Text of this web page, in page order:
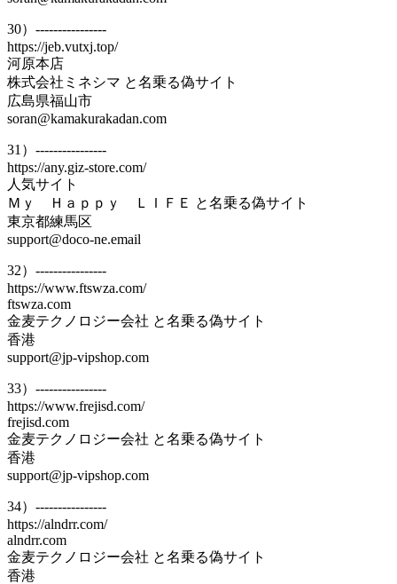
30）----------------
https://jeb.vutxj.top/
河原本店
株式会社ミネシマ と名乗る偽サイト
広島県福山市
soran@kamakurakadan.com
31）----------------
https://any.giz-store.com/
人気サイト
Ｍｙ Ｈａｐｐｙ ＬＩＦＥ と名乗る偽サイト
東京都練馬区
support@doco-ne.email
32）----------------
https://www.ftswza.com/
ftswza.com
金麦テクノロジー会社 と名乗る偽サイト
香港
support@jp-vipshop.com
33）----------------
https://www.frejisd.com/
frejisd.com
金麦テクノロジー会社 と名乗る偽サイト
香港
support@jp-vipshop.com
34）----------------
https://alndrr.com/
alndrr.com
金麦テクノロジー会社 と名乗る偽サイト
香港